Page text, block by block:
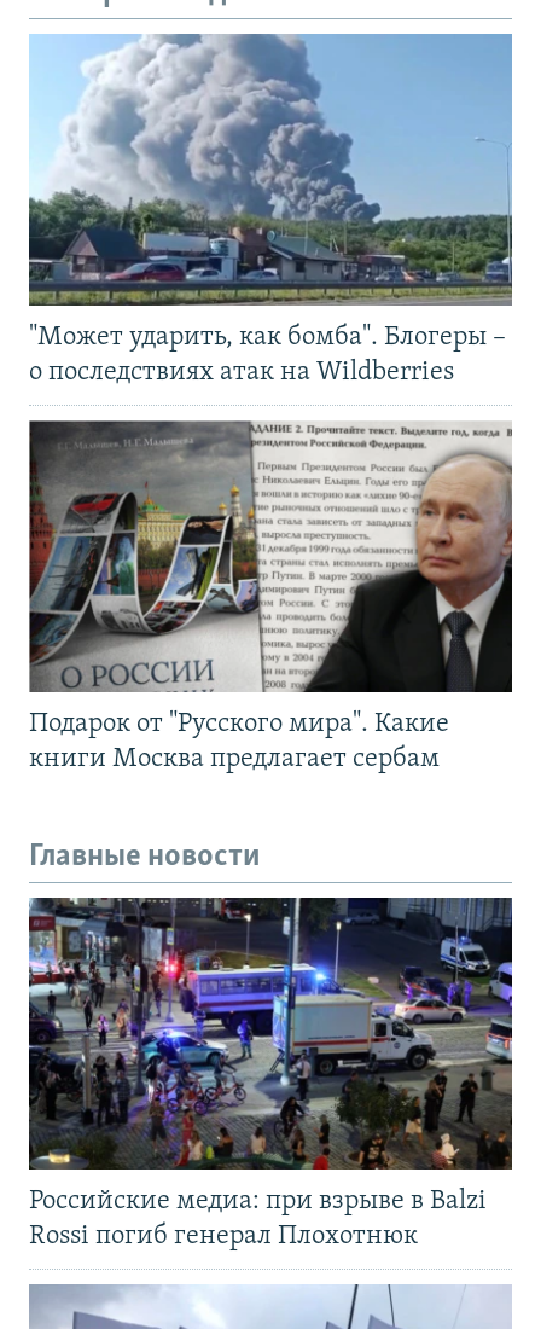
"Может ударить, как бомба". Блогеры –
о последствиях атак на Wildberries
Подарок от "Русского мира". Какие
книги Москва предлагает сербам
Главные новости
Российские медиа: при взрыве в Balzi
Rossi погиб генерал Плохотнюк